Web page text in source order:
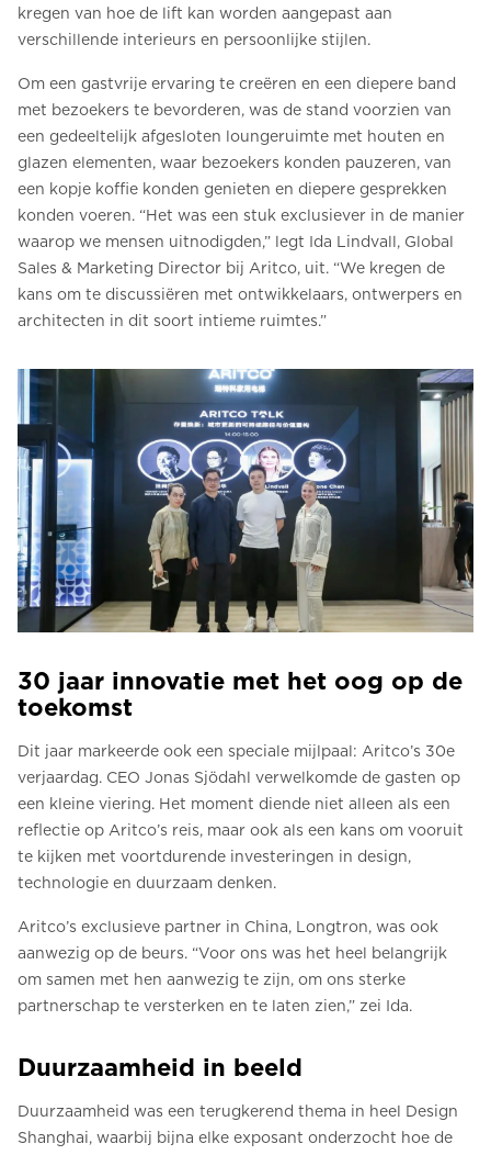
kregen van hoe de lift kan worden aangepast aan
verschillende interieurs en persoonlijke stijlen.
Om een gastvrije ervaring te creëren en een diepere band
met bezoekers te bevorderen, was de stand voorzien van
een gedeeltelijk afgesloten loungeruimte met houten en
glazen elementen, waar bezoekers konden pauzeren, van
een kopje koffie konden genieten en diepere gesprekken
konden voeren. “Het was een stuk exclusiever in de manier
waarop we mensen uitnodigden,” legt Ida Lindvall, Global
Sales & Marketing Director bij Aritco, uit. “We kregen de
kans om te discussiëren met ontwikkelaars, ontwerpers en
architecten in dit soort intieme ruimtes.”
30 jaar innovatie met het oog op de
toekomst
Dit jaar markeerde ook een speciale mijlpaal: Aritco’s 30e
verjaardag. CEO Jonas Sjödahl verwelkomde de gasten op
een kleine viering. Het moment diende niet alleen als een
reflectie op Aritco’s reis, maar ook als een kans om vooruit
te kijken met voortdurende investeringen in design,
technologie en duurzaam denken.
Aritco’s exclusieve partner in China, Longtron, was ook
aanwezig op de beurs. “Voor ons was het heel belangrijk
om samen met hen aanwezig te zijn, om ons sterke
partnerschap te versterken en te laten zien,” zei Ida.
Duurzaamheid in beeld
Duurzaamheid was een terugkerend thema in heel Design
Shanghai, waarbij bijna elke exposant onderzocht hoe de